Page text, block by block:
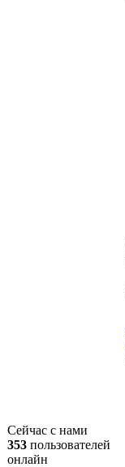
Сейчас с нами
353 пользователей
онлайн